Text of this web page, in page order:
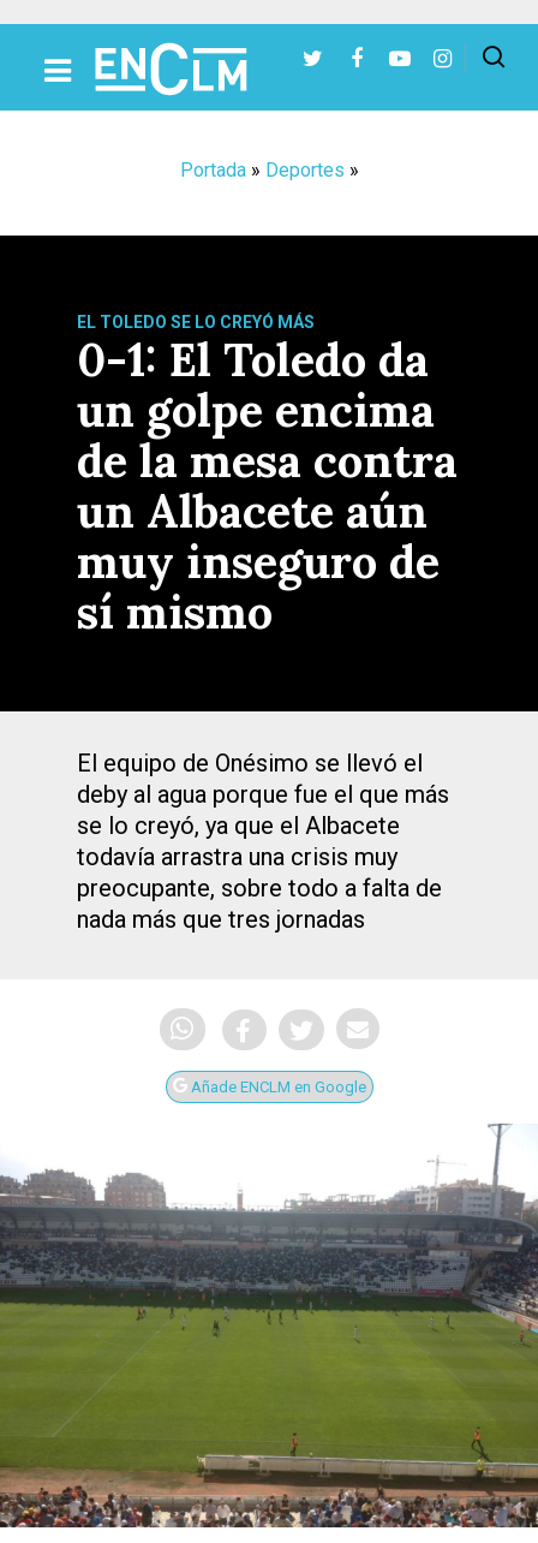
Portada» Deportes »
EL TOLEDO SE LO CREYÓ MÁS
0-1: El Toledo da
un golpe encima
de la mesa contra
un Albacete aún
muy inseguro de
sí mismo
El equipo de Onésimo se llevó el
deby al agua porque fue el que más
se lo creyó, ya que el Albacete
todavía arrastra una crisis muy
preocupante, sobre todo a falta de
nada más que tres jornadas
Añade ENCLM en Google